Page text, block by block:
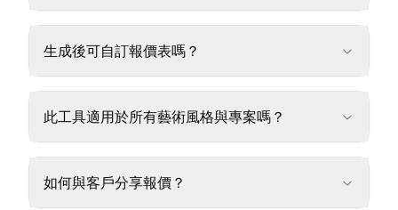
生成後可自訂報價表嗎？
此工具適用於所有藝術風格與專案嗎？
如何與客戶分享報價？